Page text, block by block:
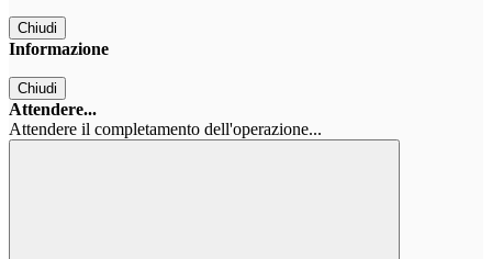
Chiudi
Informazione
Chiudi
Attendere...
Attendere il completamento dell'operazione...